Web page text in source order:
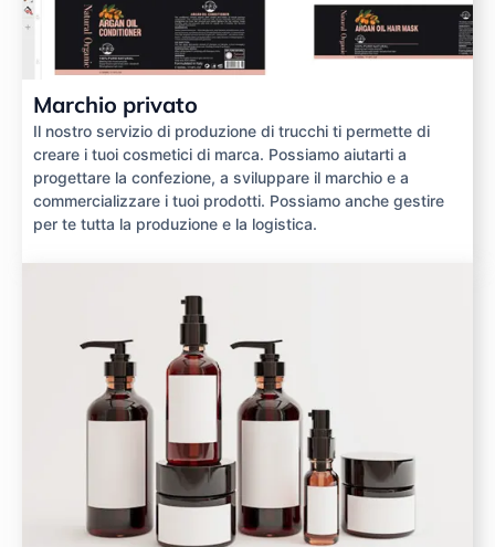
Marchio privato
Il nostro servizio di produzione di trucchi ti permette di
creare i tuoi cosmetici di marca. Possiamo aiutarti a
progettare la confezione, a sviluppare il marchio e a
commercializzare i tuoi prodotti. Possiamo anche gestire
per te tutta la produzione e la logistica.